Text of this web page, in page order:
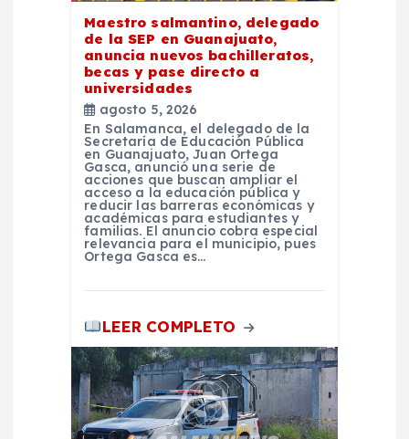
Maestro salmantino, delegado
de la SEP en Guanajuato,
anuncia nuevos bachilleratos,
becas y pase directo a
universidades
agosto 5, 2026
En Salamanca, el delegado de la
Secretaría de Educación Pública
en Guanajuato, Juan Ortega
Gasca, anunció una serie de
acciones que buscan ampliar el
acceso a la educación pública y
reducir las barreras económicas y
académicas para estudiantes y
familias. El anuncio cobra especial
relevancia para el municipio, pues
Ortega Gasca es…
LEER COMPLETO